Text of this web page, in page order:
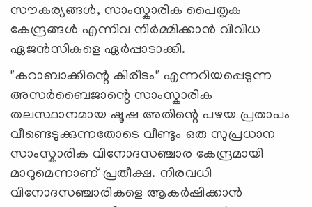
സൗകര്യങ്ങൾ, സാംസ്കാരിക പൈതൃക
കേന്ദ്രങ്ങൾ എന്നിവ നിർമ്മിക്കാൻ വിവിധ
ഏജൻസികളെ ഏർപ്പാടാക്കി.
"കറാബാക്കിന്റെ കിരീടം" എന്നറിയപ്പെടുന്ന
അസർബൈജാന്റെ സാംസ്കാരിക
തലസ്ഥാനമായ ഷൂഷ അതിന്റെ പഴയ പ്രതാപം
വീണ്ടെടുക്കുന്നതോടെ വീണ്ടും ഒരു സുപ്രധാന
സാംസ്കാരിക വിനോദസഞ്ചാര കേന്ദ്രമായി
മാറുമെന്നാണ് പ്രതീക്ഷ. നിരവധി
വിനോദസഞ്ചാരികളെ ആകർഷിക്കാൻ